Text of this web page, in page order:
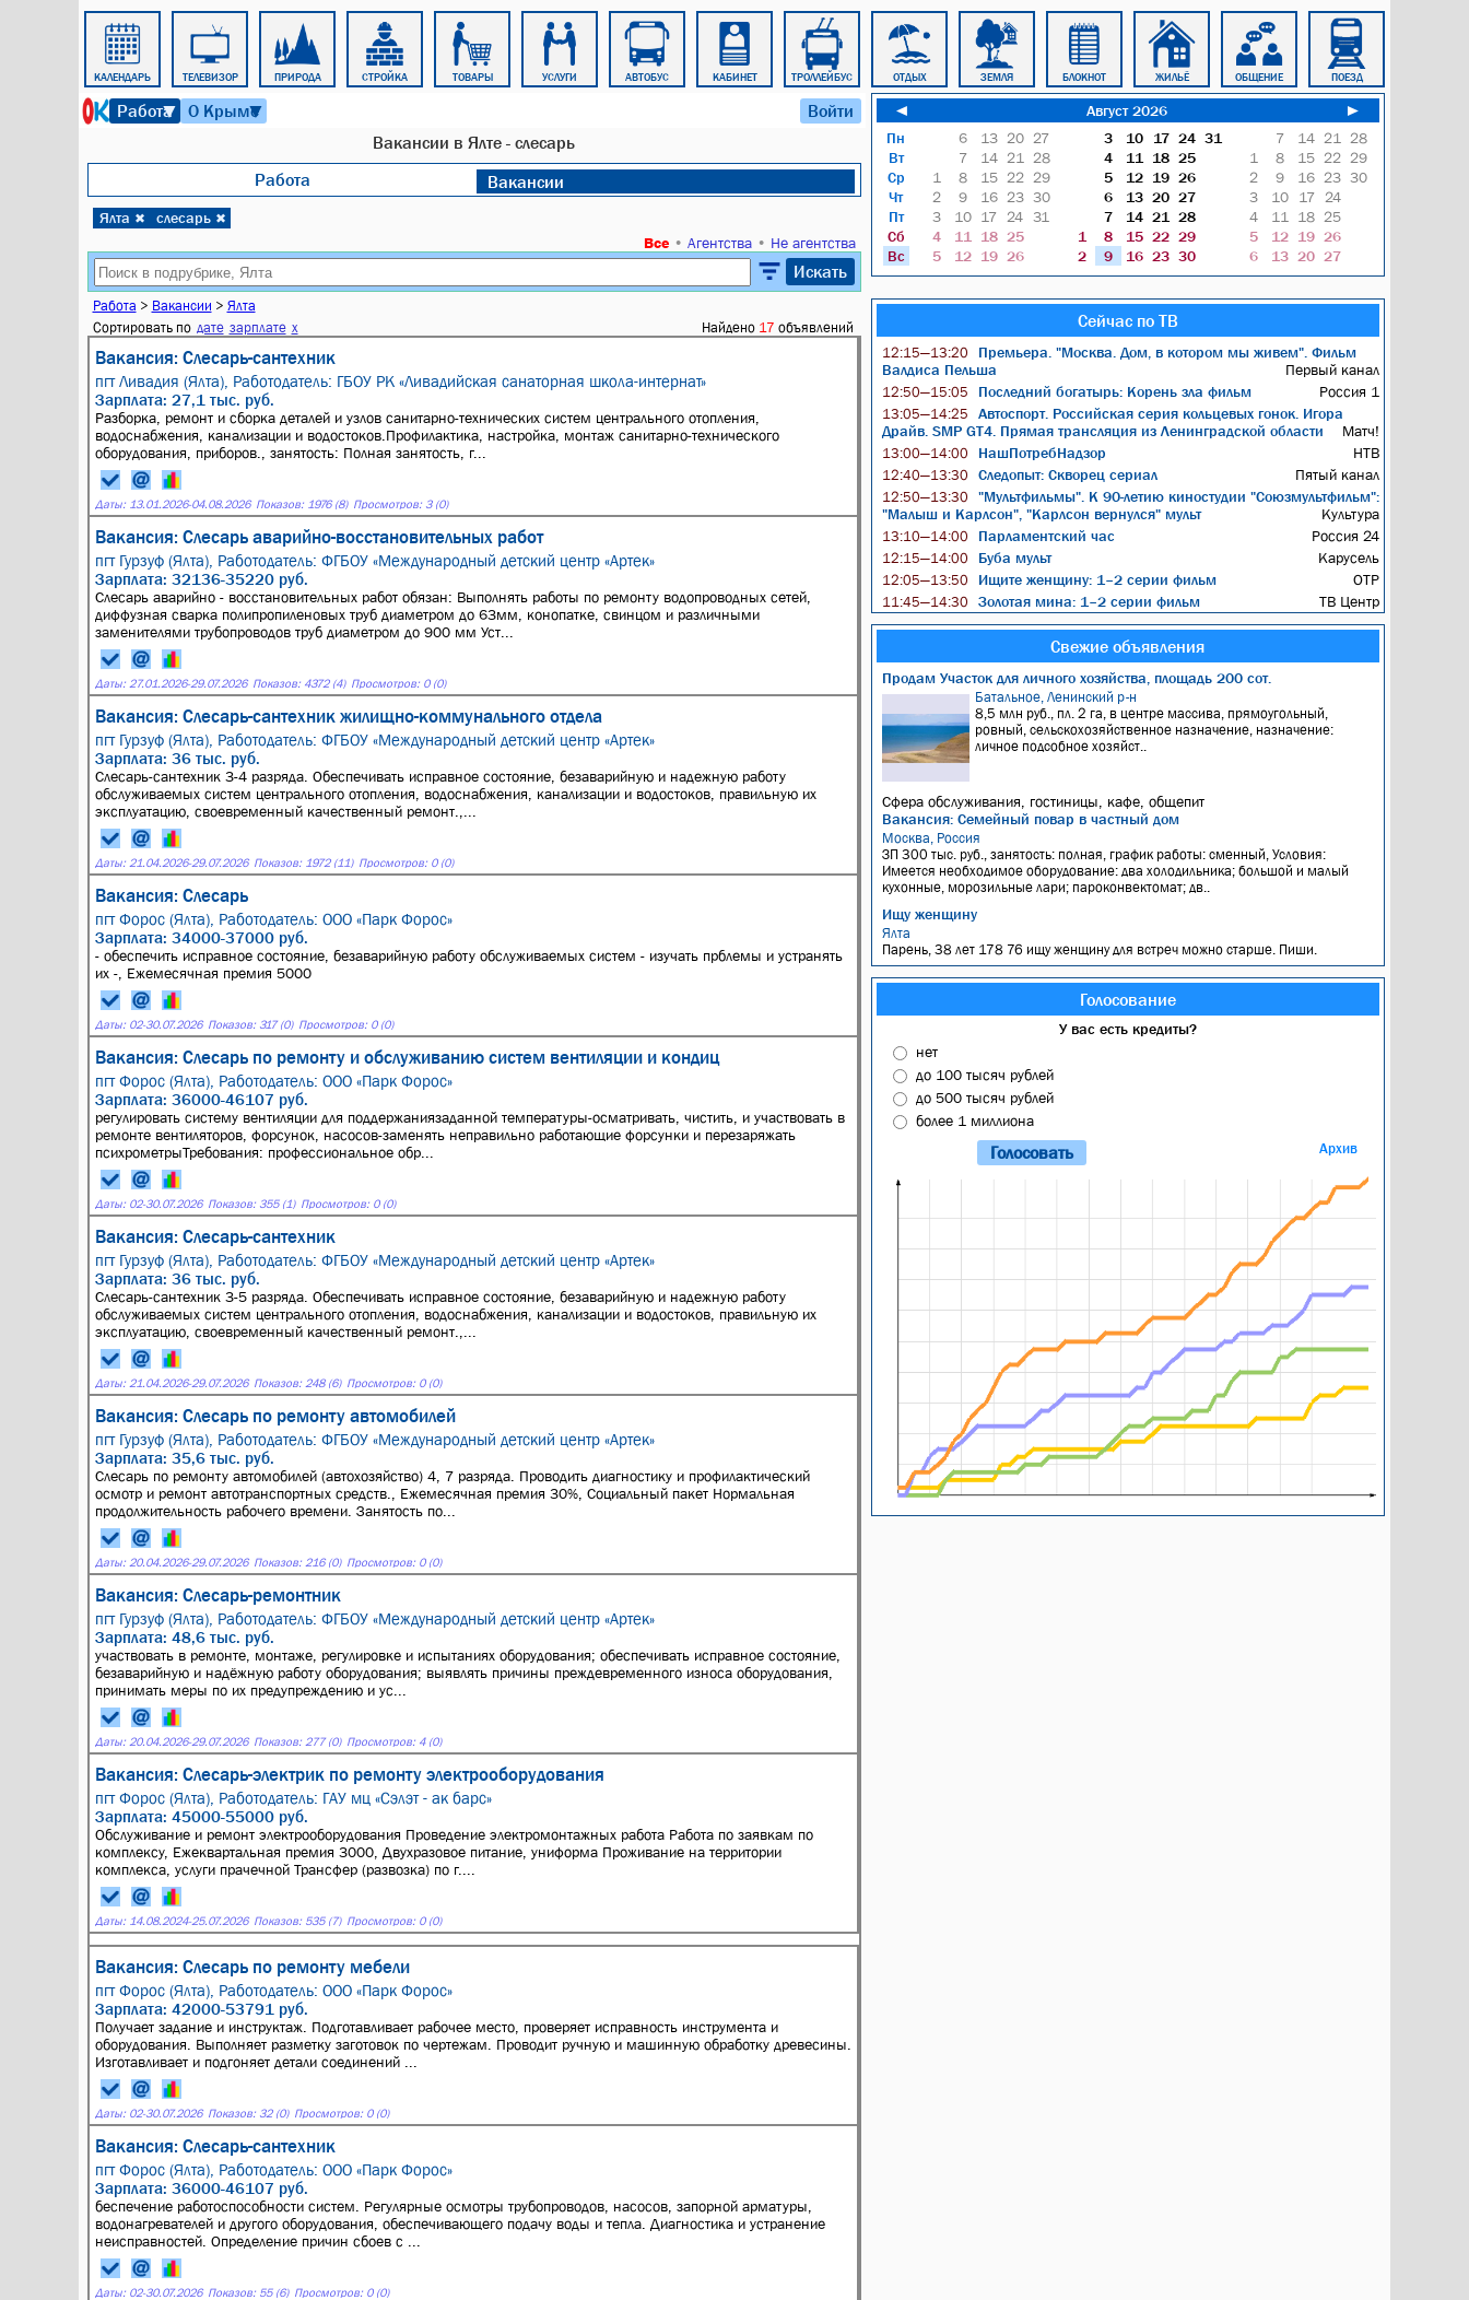
КАЛЕНДАРЬ ТЕЛЕВИЗОР ПРИРОДА СТРОЙКА ТОВАРЫ УСЛУГИ АВТОБУС КАБИНЕТ ТРОЛЛЕЙБУС ОТДЫХ ЗЕМЛЯ БЛОКНОТ ЖИЛЬЁ ОБЩЕНИЕ ПОЕЗД
Работа
▼ О Крыме
▼ Войти
Вакансии в Ялте - слесарь
Работа
Вакансии
Ялта ✖ слесарь ✖
Все• Агентства• Не агентства
Искать
Работа > Вакансии > Ялта
Сортировать по дате зарплате x Найдено 17 объявлений
Вакансия: Слесарь-сантехник
пгт Ливадия (Ялта), Работодатель: ГБОУ РК «Ливадийская санаторная школа-интернат»
Зарплата: 27,1 тыс. руб.
Разборка, ремонт и сборка деталей и узлов санитарно-технических систем центрального отопления,
водоснабжения, канализации и водостоков.Профилактика, настройка, монтаж санитарно-технического
оборудования, приборов., занятость: Полная занятость, г...
Даты: 13.01.2026-04.08.2026 Показов: 1976 (8) Просмотров: 3 (0)
Вакансия: Слесарь аварийно-восстановительных работ
пгт Гурзуф (Ялта), Работодатель: ФГБОУ «Международный детский центр «Артек»
Зарплата: 32136-35220 руб.
Слесарь аварийно - восстановительных работ обязан: Выполнять работы по ремонту водопроводных сетей,
диффузная сварка полипропиленовых труб диаметром до 63мм, конопатке, свинцом и различными
заменителями трубопроводов труб диаметром до 900 мм Уст...
Даты: 27.01.2026-29.07.2026 Показов: 4372 (4) Просмотров: 0 (0)
Вакансия: Слесарь-сантехник жилищно-коммунального отдела
пгт Гурзуф (Ялта), Работодатель: ФГБОУ «Международный детский центр «Артек»
Зарплата: 36 тыс. руб.
Слесарь-сантехник 3-4 разряда. Обеспечивать исправное состояние, безаварийную и надежную работу
обслуживаемых систем центрального отопления, водоснабжения, канализации и водостоков, правильную их
эксплуатацию, своевременный качественный ремонт.,...
Даты: 21.04.2026-29.07.2026 Показов: 1972 (11) Просмотров: 0 (0)
Вакансия: Слесарь
пгт Форос (Ялта), Работодатель: ООО «Парк Форос»
Зарплата: 34000-37000 руб.
- обеспечить исправное состояние, безаварийную работу обслуживаемых систем - изучать прблемы и устранять
их -, Ежемесячная премия 5000
Даты: 02-30.07.2026 Показов: 317 (0) Просмотров: 0 (0)
Вакансия: Слесарь по ремонту и обслуживанию систем вентиляции и кондиц
пгт Форос (Ялта), Работодатель: ООО «Парк Форос»
Зарплата: 36000-46107 руб.
регулировать систему вентиляции для поддержаниязаданной температуры-осматривать, чистить, и участвовать в
ремонте вентиляторов, форсунок, насосов-заменять неправильно работающие форсунки и перезаряжать
психрометрыТребования: профессиональное обр...
Даты: 02-30.07.2026 Показов: 355 (1) Просмотров: 0 (0)
Вакансия: Слесарь-сантехник
пгт Гурзуф (Ялта), Работодатель: ФГБОУ «Международный детский центр «Артек»
Зарплата: 36 тыс. руб.
Слесарь-сантехник 3-5 разряда. Обеспечивать исправное состояние, безаварийную и надежную работу
обслуживаемых систем центрального отопления, водоснабжения, канализации и водостоков, правильную их
эксплуатацию, своевременный качественный ремонт.,...
Даты: 21.04.2026-29.07.2026 Показов: 248 (6) Просмотров: 0 (0)
Вакансия: Слесарь по ремонту автомобилей
пгт Гурзуф (Ялта), Работодатель: ФГБОУ «Международный детский центр «Артек»
Зарплата: 35,6 тыс. руб.
Слесарь по ремонту автомобилей (автохозяйство) 4, 7 разряда. Проводить диагностику и профилактический
осмотр и ремонт автотранспортных средств., Ежемесячная премия 30%, Социальный пакет Нормальная
продолжительность рабочего времени. Занятость по...
Даты: 20.04.2026-29.07.2026 Показов: 216 (0) Просмотров: 0 (0)
Вакансия: Слесарь-ремонтник
пгт Гурзуф (Ялта), Работодатель: ФГБОУ «Международный детский центр «Артек»
Зарплата: 48,6 тыс. руб.
участвовать в ремонте, монтаже, регулировке и испытаниях оборудования; обеспечивать исправное состояние,
безаварийную и надёжную работу оборудования; выявлять причины преждевременного износа оборудования,
принимать меры по их предупреждению и ус...
Даты: 20.04.2026-29.07.2026 Показов: 277 (0) Просмотров: 4 (0)
Вакансия: Слесарь-электрик по ремонту электрооборудования
пгт Форос (Ялта), Работодатель: ГАУ мц «Сэлэт - ак барс»
Зарплата: 45000-55000 руб.
Обслуживание и ремонт электрооборудования Проведение электромонтажных работа Работа по заявкам по
комплексу, Ежеквартальная премия 3000, Двухразовое питание, униформа Проживание на территории
комплекса, услуги прачечной Трансфер (развозка) по г....
Даты: 14.08.2024-25.07.2026 Показов: 535 (7) Просмотров: 0 (0)
Вакансия: Слесарь по ремонту мебели
пгт Форос (Ялта), Работодатель: ООО «Парк Форос»
Зарплата: 42000-53791 руб.
Получает задание и инструктаж. Подготавливает рабочее место, проверяет исправность инструмента и
оборудования. Выполняет разметку заготовок по чертежам. Проводит ручную и машинную обработку древесины.
Изготавливает и подгоняет детали соединений ...
Даты: 02-30.07.2026 Показов: 32 (0) Просмотров: 0 (0)
Вакансия: Слесарь-сантехник
пгт Форос (Ялта), Работодатель: ООО «Парк Форос»
Зарплата: 36000-46107 руб.
беспечение работоспособности систем. Регулярные осмотры трубопроводов, насосов, запорной арматуры,
водонагревателей и другого оборудования, обеспечивающего подачу воды и тепла. Диагностика и устранение
неисправностей. Определение причин сбоев с ...
Даты: 02-30.07.2026 Показов: 55 (6) Просмотров: 0 (0)
◄ Август 2026
►
Пн
Вт
Ср
Чт
Пт
Сб
Вс
6 13 20 27
7
14 21
28
1
8 15 22 29
2
9 16 23 30
3
10 17 24 31
4
11 18 25
5
12 19 26
3 10 17 24 31
4
11 18 25
5
12 19 26
6
13 20 27
7
14 21
28
1
8 15 22 29
2
9 16 23 30
7 14 21
28
1
8 15 22 29
2
9 16 23 30
3
10 17
24
4
11 18 25
5
12 19 26
6
13 20 27
Сейчас по ТВ
12:15—13:20
Премьера. "Москва. Дом, в котором мы живем". Фильм
Валдиса Пельша
Первый канал
12:50—15:05 Последний богатырь: Корень зла фильм Россия 1
13:05—14:25
Автоспорт. Российская серия кольцевых гонок. Игора
Драйв. SMP GT4. Прямая трансляция из Ленинградской области
Матч!
13:00—14:00 НашПотребНадзор НТВ
12:40—13:30 Следопыт: Скворец сериал Пятый канал
12:50—13:30
"Мультфильмы". К 90-летию киностудии "Союзмультфильм":
"Малыш и Карлсон", "Карлсон вернулся" мульт
Культура
13:10—14:00 Парламентский час Россия 24
12:15—14:00 Буба мульт Карусель
12:05—13:50 Ищите женщину: 1–2 серии фильм ОТР
11:45—14:30 Золотая мина: 1–2 серии фильм ТВ Центр
Свежие объявления
Продам Участок для личного хозяйства, площадь 200 сот.
Батальное, Ленинский р-н
8,5 млн руб., пл. 2 га, в центре массива, прямоугольный,
ровный, сельскохозяйственное назначение, назначение:
личное подсобное хозяйст..
Сфера обслуживания, гостиницы, кафе, общепит
Вакансия: Семейный повар в частный дом
Москва, Россия
ЗП 300 тыс. руб., занятость: полная, график работы: сменный, Условия:
Имеется необходимое оборудование: два холодильника; большой и малый
кухонные, морозильные лари; пароконвектомат; дв..
Ищу женщину
Ялта
Парень, 38 лет 178 76 ищу женщину для встреч можно старше. Пиши.
Голосование
У вас есть кредиты?
нет
до 100 тысяч рублей
до 500 тысяч рублей
более 1 миллиона
Архив